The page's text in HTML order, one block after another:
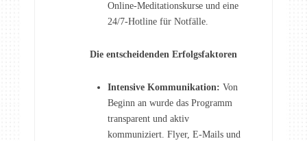
Online-Meditationskurse und eine
24/7-Hotline für Notfälle.
Die entscheidenden Erfolgsfaktoren
Intensive Kommunikation: Von
Beginn an wurde das Programm
transparent und aktiv
kommuniziert. Flyer, E-Mails und